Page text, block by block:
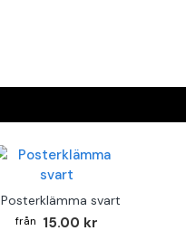
Posterklämma svart
15.00 kr